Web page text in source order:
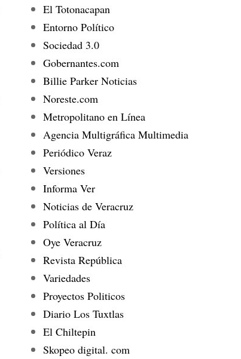
El Totonacapan
Entorno Político
Sociedad 3.0
Gobernantes.com
Billie Parker Noticias
Noreste.com
Metropolitano en Línea
Agencia Multigráfica Multimedia
Periódico Veraz
Versiones
Informa Ver
Noticias de Veracruz
Política al Día
Oye Veracruz
Revista República
Variedades
Proyectos Politicos
Diario Los Tuxtlas
El Chiltepin
Skopeo digital. com